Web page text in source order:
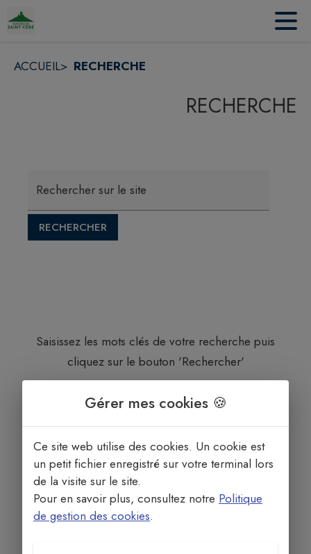
Contenu
ACCUEIL> RECHERCHE
RECHERCHE
Rechercher sur le site
RECHERCHER
Saisissez les mots clés de votre recherche puis
cliquez sur le bouton 'Rechercher'
Gérer mes cookies 🍪
Ce site web utilise des cookies. Un cookie est
un petit fichier enregistré sur votre terminal lors
de la visite sur le site.
Pour en savoir plus, consultez notre Politique
de gestion des cookies.